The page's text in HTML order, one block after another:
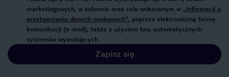
marketingowych, w zakresie oraz celu wskazanym w „Informacji o
przetwarzaniu danych osobowych”, poprzez elektroniczną formę
komunikacji (e-mail), także z użyciem tzw. automatycznych
systemów wywołujących.
Zapisz się